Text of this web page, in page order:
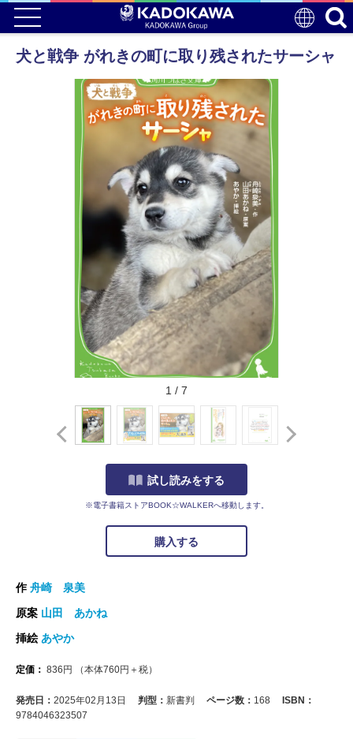
犬と戦争 がれきの町に取り残されたサーシャ
1 / 7
試し読みをする
※電子書籍ストアBOOK☆WALKERへ移動します。
購入する
作舟崎 泉美
原案 山田 あかね
挿絵 あやか
定価： 836 円 （本体760円＋税）
発売日： 2025年02月13日 判型： 新書判 ページ数： 168
ISBN：
9784046323507